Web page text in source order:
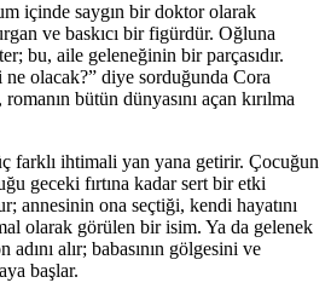
içinde saygın bir doktor olarak
ve baskıcı bir figürdür. Oğluna
bu, aile geleneğinin bir parçasıdır.
olacak?” diye sorduğunda Cora
bütün dünyasını açan kırılma
farklı ihtimali yan yana getirir. Çocuğun
geceki fırtına kadar sert bir etki
annesinin ona seçtiği, kendi hayatını
olarak görülen bir isim. Ya da gelenek
alır; babasının gölgesini ve
başlar.